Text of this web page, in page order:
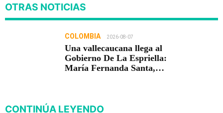
OTRAS NOTICIAS
COLOMBIA 2026-08-07
Una vallecaucana llega al
Gobierno De La Espriella:
María Fernanda Santa,
CONTINÚA LEYENDO